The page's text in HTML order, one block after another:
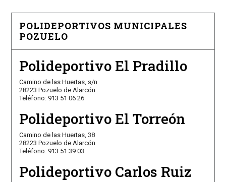
POLIDEPORTIVOS MUNICIPALES
POZUELO
Polideportivo El Pradillo
Camino de las Huertas, s/n
28223 Pozuelo de Alarcón
Teléfono: 913 51 06 26
Polideportivo El Torreón
Camino de las Huertas, 38
28223 Pozuelo de Alarcón
Teléfono: 913 51 39 03
Polideportivo Carlos Ruiz